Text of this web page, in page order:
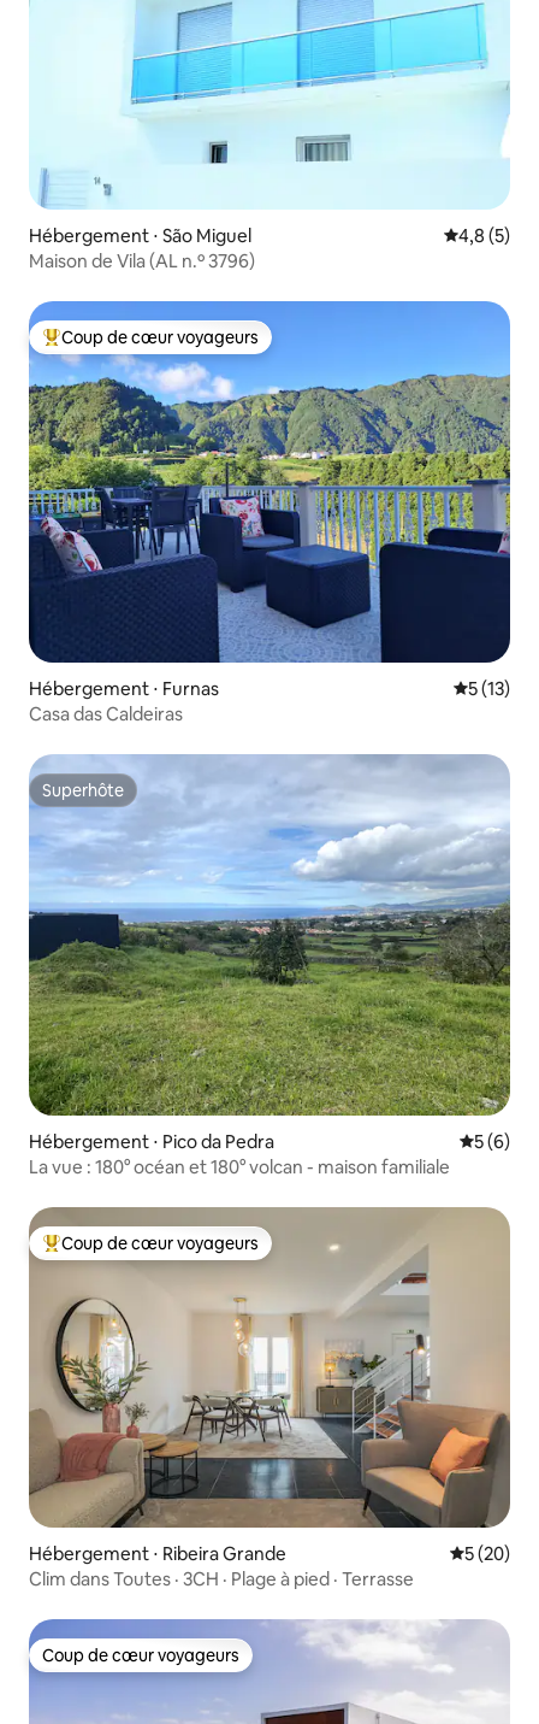
Hébergement ⋅ São Miguel Évaluation
4,8 (5)
Maison de Vila (AL n.º 3796)
Coups de cœur voyageurs les plus appréciés
Coup de cœur voyageurs
Hébergement ⋅ Furnas
5 (13)
Casa das Caldeiras
Superhôte
Superhôte
Hébergement ⋅ Pico da Pedra
5 (6)
La vue : 180° océan et 180° volcan - maison familiale
Coups de cœur voyageurs les plus appréciés
Coup de cœur voyageurs
Hébergement ⋅ Ribeira Grande
5 (20)
Clim dans Toutes · 3CH · Plage à pied · Terrasse
Coup de cœur voyageurs
Coup de cœur voyageurs